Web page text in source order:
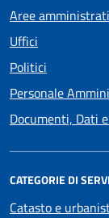
Aree
Uffici
Politici
Personale
Documenti, Dati
CATEGORIE DI
Catasto e